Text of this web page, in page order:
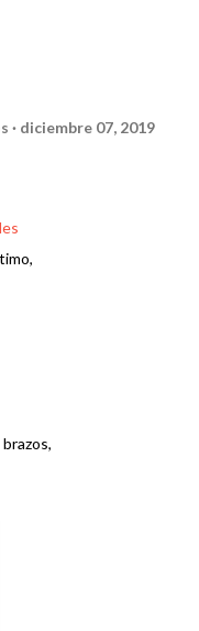
diciembre 07, 2019